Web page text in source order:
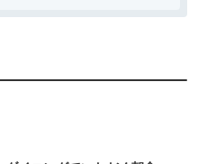
icotto 楽天トラベル
テル
ビジネス